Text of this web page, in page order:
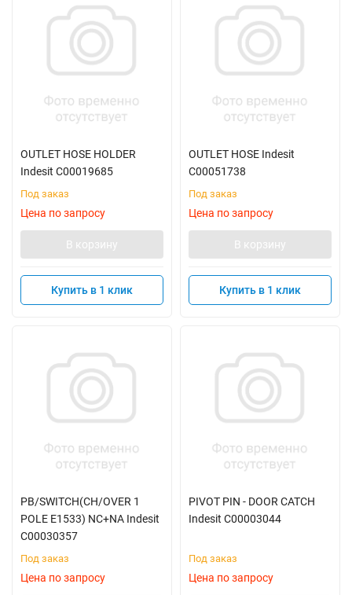
OUTLET HOSE HOLDER
Indesit C00019685
Под заказ
Цена по запросу
В корзину
Купить в 1 клик
OUTLET HOSE Indesit
C00051738
Под заказ
Цена по запросу
В корзину
Купить в 1 клик
PB/SWITCH(CH/OVER 1
POLE E1533) NC+NA Indesit
C00030357
Под заказ
Цена по запросу
PIVOT PIN - DOOR CATCH
Indesit C00003044
Под заказ
Цена по запросу